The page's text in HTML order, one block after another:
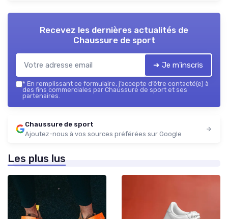
Recevez les dernières actualités de
Chaussure de sport
➔ Je m'inscris
* En remplissant ce formulaire, j’accepte d’être contacté(e) à
des fins commerciales par Chaussure de sport et ses
partenaires.
Chaussure de sport
Ajoutez-nous à vos sources préférées sur Google
Les plus lus